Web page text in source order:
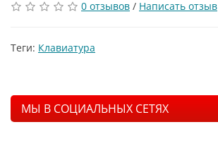
0 отзывов / Написать отзыв
Теги: Клавиатура
МЫ В СОЦИАЛЬНЫХ СЕТЯХ